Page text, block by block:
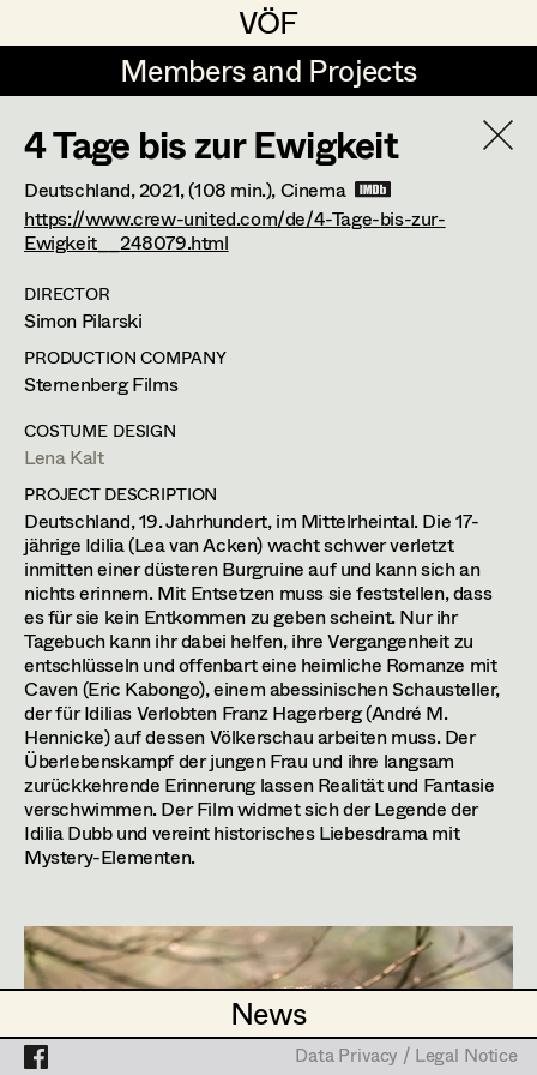
VÖF
VÖF
Members and Projects
Members and Projects
News
News
DE EN HOME
Suche Log in
Art Department
Costume Department
Retired Members
Honorary Members
In Memoriam
Projects
Data Privacy / Legal Notice
Production Design
Production Design Assistant
Art Direction
Set Decoration
Assistant Set Decorator
Set Dec Buyer /
Props Buyer
Set Dressing
Prop Master
Assistant Prop Master
Prop Driver /
Set Dec Driver
Standby Props
Markus Blaha
Alexandra Bogner
Paul Bono
Johanna Brandstätter
Laura Buczynski
Angelika Cech
René Davie Cormaniosi
Laura Diessl
Stephanie Edelhofer
Nike Eisenhart
Tobias Gollner
Minne Günter
Lena Haizinger
Siwanto Elena Haunsperger
Selina Hilber
Kathleen Hogan
Anna-Lisa Högler
Lena Kalt
Trainees,Costume Trainee
1040Wien
m +43 664 166 42 04,
https://ll-set.com/
PROFILE
Bildmaterial Zusammenarbeit
2025 Erinnerungen eines Waldes
4 Tage bis zur Ewigkeit
Deutschland,2021, (108 min.), Cinema
https://www.crew-united.com/de/4-Tage-bis-zur-
Ewigkeit__248079.html
DIRECTOR
Simon Pilarski
PRODUCTION COMPANY
Sternenberg Films
COSTUME DESIGN
Lena Kalt
PROJECT DESCRIPTION
Deutschland, 19. Jahrhundert, im Mittelrheintal. Die 17-
jährige Idilia (Lea van Acken) wacht schwer verletzt
inmitten einer düsteren Burgruine auf und kann sich an
nichts erinnern. Mit Entsetzen muss sie feststellen, dass
es für sie kein Entkommen zu geben scheint. Nur ihr
Tagebuch kann ihr dabei helfen, ihre Vergangenheit zu
entschlüsseln und offenbart eine heimliche Romanze mit
Caven (Eric Kabongo), einem abessinischen Schausteller,
der für Idilias Verlobten Franz Hagerberg (André M.
Hennicke) auf dessen Völkerschau arbeiten muss. Der
Überlebenskampf der jungen Frau und ihre langsam
zurückkehrende Erinnerung lassen Realität und Fantasie
verschwimmen. Der Film widmet sich der Legende der
Idilia Dubb und vereint historisches Liebesdrama mit
Mystery-Elementen.
Data Privacy / Legal Notice